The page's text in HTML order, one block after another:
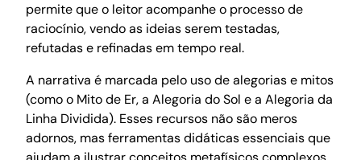
permite que o leitor acompanhe o processo de
raciocínio, vendo as ideias serem testadas,
refutadas e refinadas em tempo real.
A narrativa é marcada pelo uso de alegorias e mitos
(como o Mito de Er, a Alegoria do Sol e a Alegoria da
Linha Dividida). Esses recursos não são meros
adornos, mas ferramentas didáticas essenciais que